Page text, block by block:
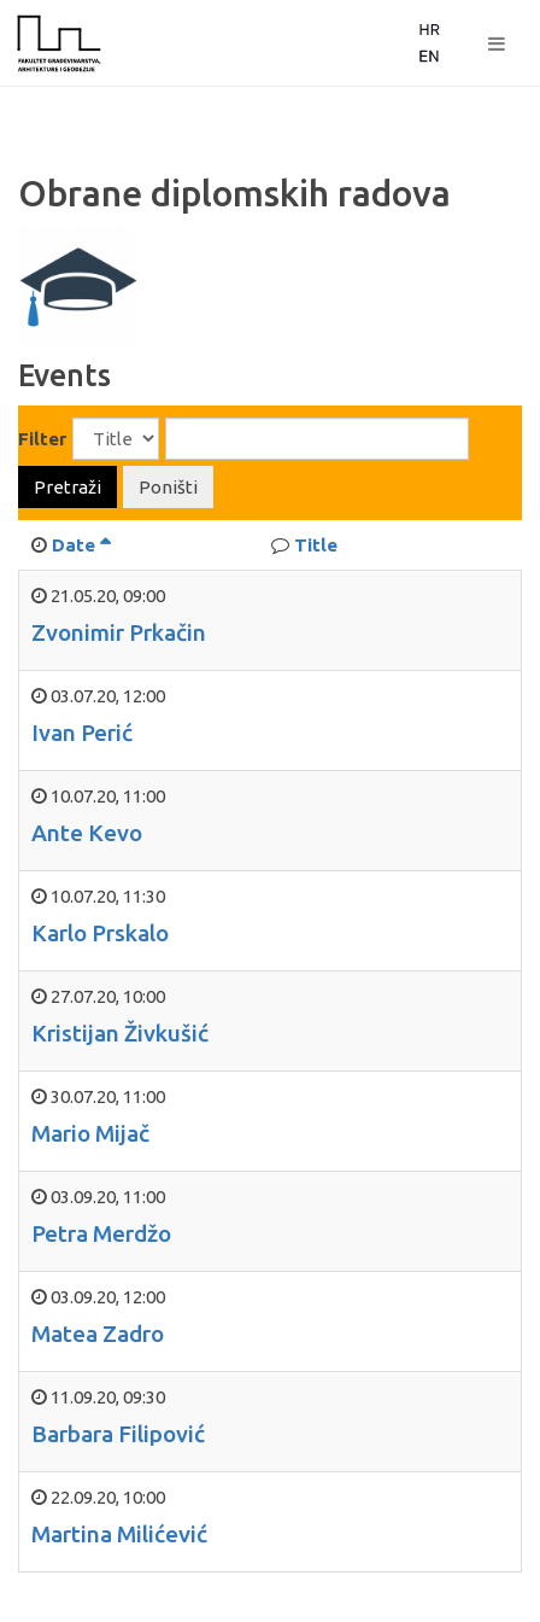
Obrane diplomskih radova
Events
Filter
Pretraži Poništi
Date Title
21.05.20,09:00
Zvonimir Prkačin
03.07.20, 12:00
Ivan Perić
10.07.20, 11:00
Ante Kevo
10.07.20, 11:30
Karlo Prskalo
27.07.20, 10:00
Kristijan Živkušić
30.07.20, 11:00
Mario Mijač
03.09.20, 11:00
Petra Merdžo
03.09.20, 12:00
Matea Zadro
11.09.20,09:30
Barbara Filipović
22.09.20, 10:00
Martina Milićević